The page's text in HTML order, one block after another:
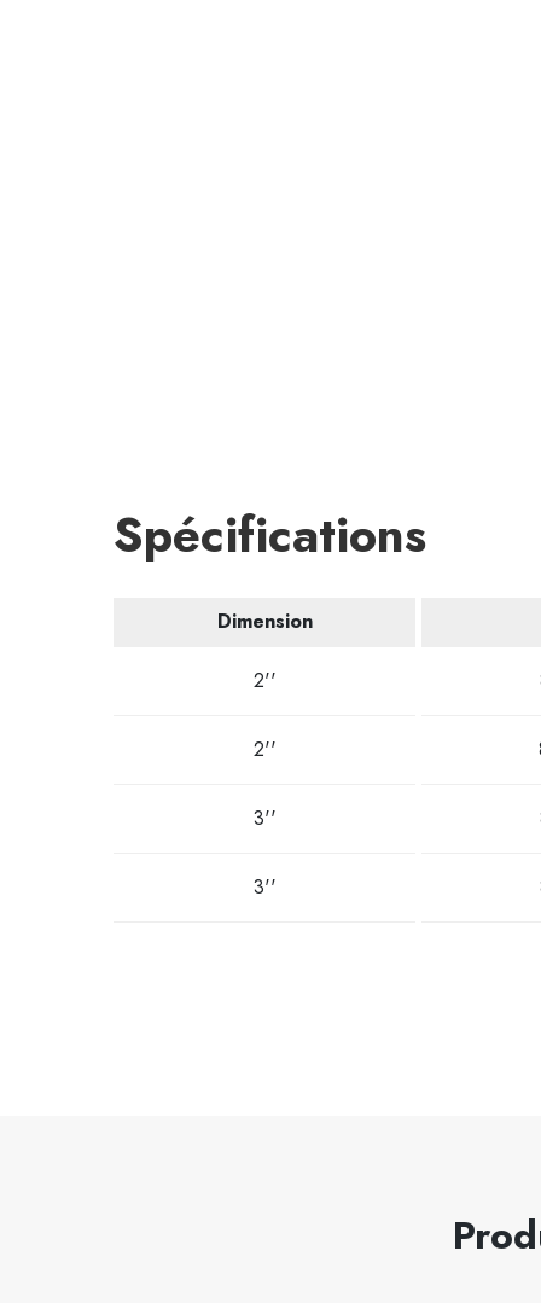
Spécifications
Dimension
2''
2''
3''
3''